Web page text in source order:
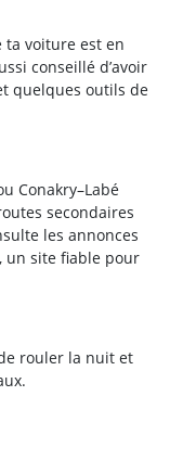
voiture est en
conseillé d’avoir
quelques outils de
Conakry–Labé
secondaires
les annonces
, un site fiable pour
rouler la nuit et